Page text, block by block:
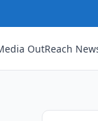
OutReach